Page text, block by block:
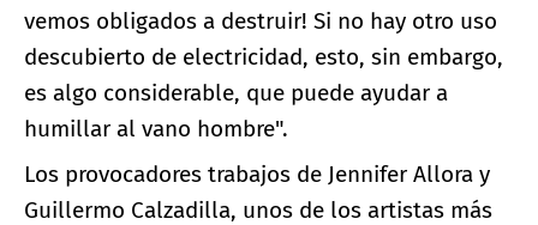
vemos obligados a destruir! Si no hay otro uso
descubierto de electricidad, esto, sin embargo,
es algo considerable, que puede ayudar a
humillar al vano hombre".
Los provocadores trabajos de Jennifer Allora y
Guillermo Calzadilla, unos de los artistas más